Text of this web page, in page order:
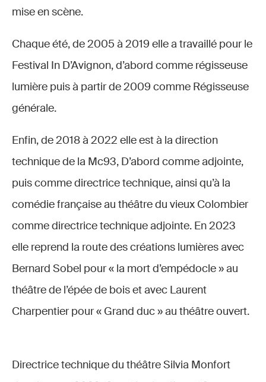
mise en scène.
Chaque été, de 2005 à 2019 elle a travaillé pour le
Festival In D’Avignon, d’abord comme régisseuse
lumière puis à partir de 2009 comme Régisseuse
générale.
Enfin, de 2018 à 2022 elle est à la direction
technique de la Mc93, D’abord comme adjointe,
puis comme directrice technique, ainsi qu’à la
comédie française au théâtre du vieux Colombier
comme directrice technique adjointe. En 2023
elle reprend la route des créations lumières avec
Bernard Sobel pour « la mort d’empédocle » au
théâtre de l’épée de bois et avec Laurent
Charpentier pour « Grand duc » au théâtre ouvert.
Directrice technique du théâtre Silvia Monfort